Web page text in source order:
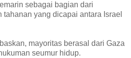
sebagai bagian dari
tahanan yang dicapai antara Israel
mayoritas berasal dari Gaza
seumur hidup.